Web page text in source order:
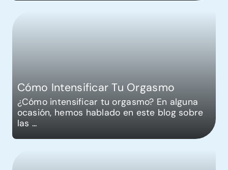
Cómo Intensificar Tu Orgasmo
¿Cómo intensificar tu orgasmo? En alguna
ocasión, hemos hablado en este blog sobre
las ...